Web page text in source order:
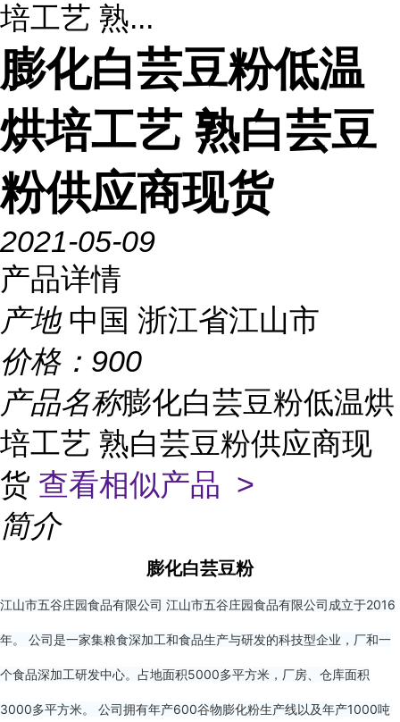
培工艺 熟...
膨化白芸豆粉低温
烘培工艺 熟白芸豆
粉供应商现货
2021-05-09
产品详情
产地 中国 浙江省江山市
价格： 900
产品名称膨化白芸豆粉低温烘
培工艺 熟白芸豆粉供应商现
货 查看相似产品 >
简介
膨化白芸豆粉
江山市五谷庄园食品有限公司 江山市五谷庄园食品有限公司成立于2016
年。 公司是一家集粮食深加工和食品生产与研发的科技型企业，厂和一
个食品深加工研发中心。占地面积5000多平方米，厂房、仓库面积
3000多平方米。 公司拥有年产600谷物膨化粉生产线以及年产1000吨